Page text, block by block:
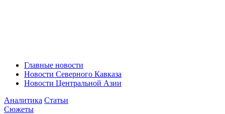
Главные новости
Новости Северного Кавказа
Новости Центральной Азии
Аналитика Статьи
Сюжеты